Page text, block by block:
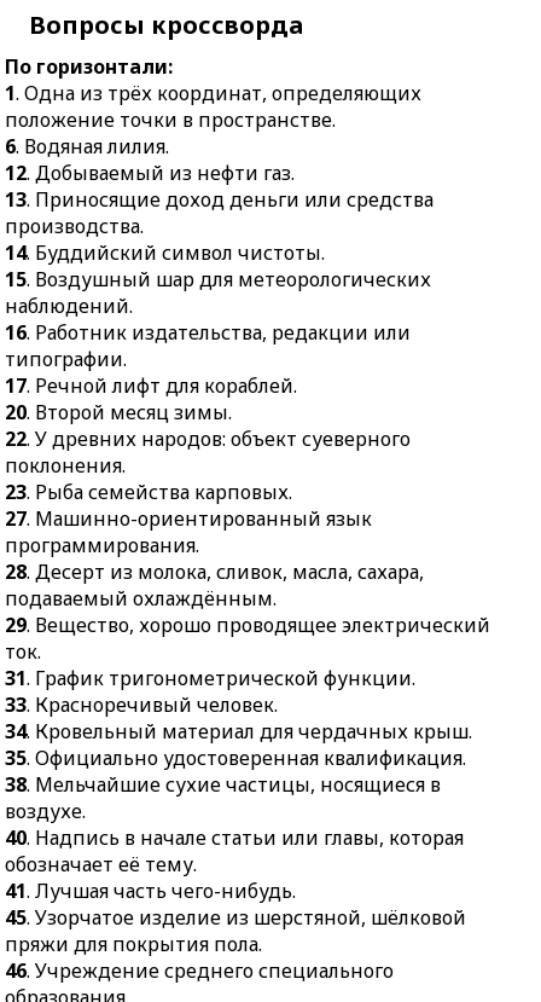
поклонения.
Рыба семейства
карповых.
27.Машинно-
ориентированный язык
программирования.
28.Десерт из молока,
сливок, масла, сахара,
подаваемый
охлаждённым.
29.Вещество, хорошо
проводящее
электрический ток.
31.График
тригонометрической
функции.
33.Красноречивый
человек.
34.Кровельный
материал для
чердачных крыш.
35.Официально
удостоверенная
квалификация.
38.Мельчайшие сухие
частицы, носящиеся в
воздухе.
40.Надпись в начале
статьи или главы,
которая обозначает её
тему.
41.Лучшая часть чего-
нибудь.
45.Узорчатое изделие
25.Документ,
подписанный
не заполненный
текстом.
изменения
экономических
29.Прямая длинная и
широкая улица в городе.
30.Способ письма,
Передней Азии.
компонент,
электричество в
оптическое излучение.
заражения раны
посредством
обеззараживания.
36.Разновидность
традиционного
японского театра.
37.Растительный
возбудитель нервной
39.Мужской
монастырь.
42.
Процесс
освобождения большого
количества энергии в
Вопросы кроссворда
По горизонтали:
1. Одна из трёх координат, определяющих
положение точки в пространстве.
6. Водяная лилия.
12. Добываемый из нефти газ.
13. Приносящие доход деньги или средства
производства.
14. Буддийский символ чистоты.
15. Воздушный шар для метеорологических
наблюдений.
16. Работник издательства, редакции или
типографии.
17. Речной лифт для кораблей.
20. Второй месяц зимы.
22. У древних народов: объект суеверного
поклонения.
23. Рыба семейства карповых.
27. Машинно-ориентированный язык
программирования.
28. Десерт из молока, сливок, масла, сахара,
подаваемый охлаждённым.
29. Вещество, хорошо проводящее электрический
ток.
31. График тригонометрической функции.
33. Красноречивый человек.
34. Кровельный материал для чердачных крыш.
35. Официально удостоверенная квалификация.
38. Мельчайшие сухие частицы, носящиеся в
воздухе.
40. Надпись в начале статьи или главы, которая
обозначает её тему.
41. Лучшая часть чего-нибудь.
45. Узорчатое изделие из шерстяной, шёлковой
пряжи для покрытия пола.
46. Учреждение среднего специального